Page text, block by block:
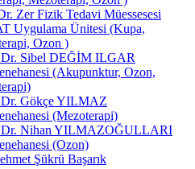
Zer Fizik Tedavi Müessesesi
Uygulama Ünitesi (Kupa,
Ozon )
Sibel DEĞİM ILGAR
(Akupunktur, Ozon,
Gökçe YILMAZ
(Mezoterapi)
Dr. Nihan YILMAZOĞULLARI
(Ozon)
Şükrü Başarık